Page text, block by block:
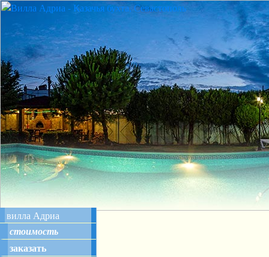
вилла Адриа
стоимость
заказать